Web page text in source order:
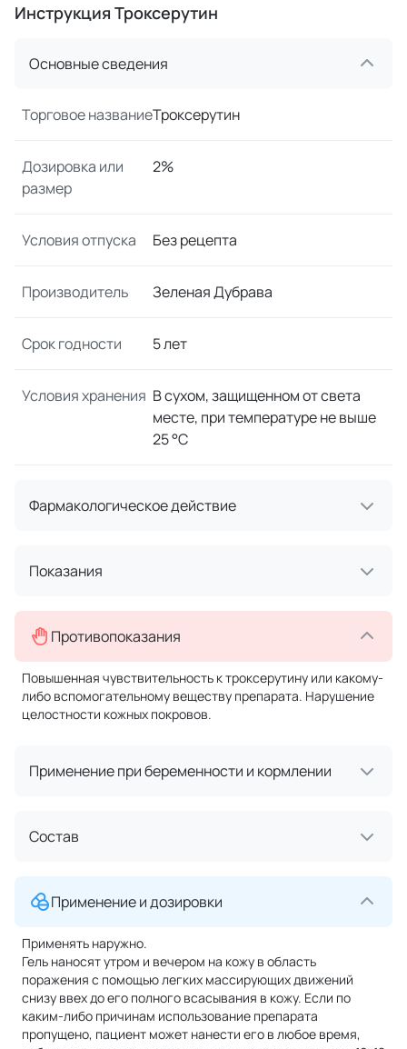
Инструкция Троксерутин
Основные сведения
Торговое названиеТроксерутин
Дозировка или
размер
2%
Условия отпуска Без рецепта
Производитель Зеленая Дубрава
Срок годности 5 лет
Условия хранения В сухом, защищенном от света
месте, при температуре не выше
25 °C
Фармакологическое действие
Показания
Противопоказания
Повышенная чувствительность к троксерутину или какому-
либо вспомогательному веществу препарата. Нарушение
целостности кожных покровов.
Применение при беременности и кормлении
Состав
Применение и дозировки
Применять наружно.
Гель наносят утром и вечером на кожу в область
поражения с помощью легких массирующих движений
снизу ввех до его полного всасывания в кожу. Если по
каким-либо причинам использование препарата
пропущено, пациент может нанести его в любое время,